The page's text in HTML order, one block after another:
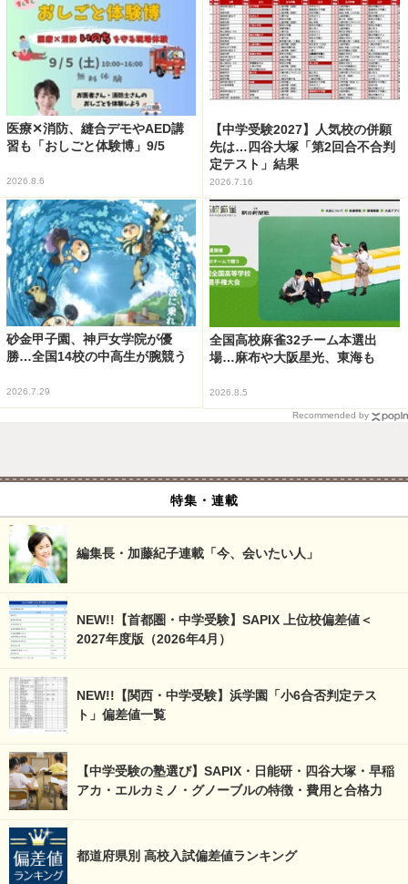
医療✕消防、縫合デモやAED講
習も「おしごと体験博」9/5
2026.8.6
【中学受験2027】人気校の併願
先は…四谷大塚「第2回合不合判
定テスト」結果
2026.7.16
砂金甲子園、神戸女学院が優
勝…全国14校の中高生が腕競う
2026.7.29
全国高校麻雀32チーム本選出
場…麻布や大阪星光、東海も
2026.8.5
Recommended by
特集・連載
編集長・加藤紀子連載「今、会いたい人」
NEW!!【首都圏・中学受験】SAPIX 上位校偏差値＜
2027年度版（2026年4月）
NEW!!【関西・中学受験】浜学園「小6合否判定テス
ト」偏差値一覧
【中学受験の塾選び】SAPIX・日能研・四谷大塚・早稲
アカ・エルカミノ・グノーブルの特徴・費用と合格力
都道府県別 高校入試偏差値ランキング